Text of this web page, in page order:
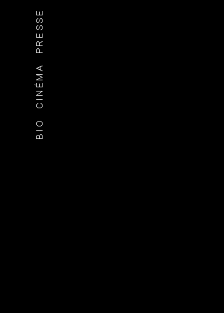
BIO
CINÉMA
PRESSE